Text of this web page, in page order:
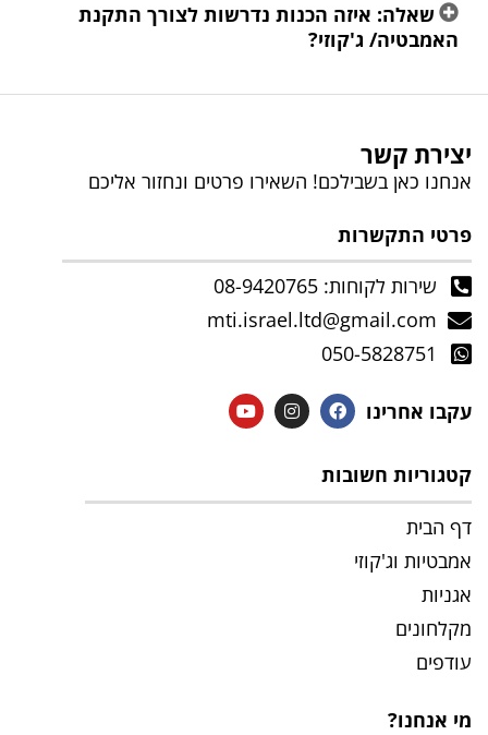
שאלה: איזה הכנות נדרשות לצורך התקנת
האמבטיה/ ג'קוזי?
יצירת קשר
אנחנו כאן בשבילכם! השאירו פרטים ונחזור אליכם
פרטי התקשרות
שירות לקוחות: 08-9420765
mti.israel.ltd@gmail.com
050-5828751
עקבו אחרינו
קטגוריות חשובות
דף הבית
אמבטיות וג'קוזי
אגניות
מקלחונים
עודפים
מי אנחנו?